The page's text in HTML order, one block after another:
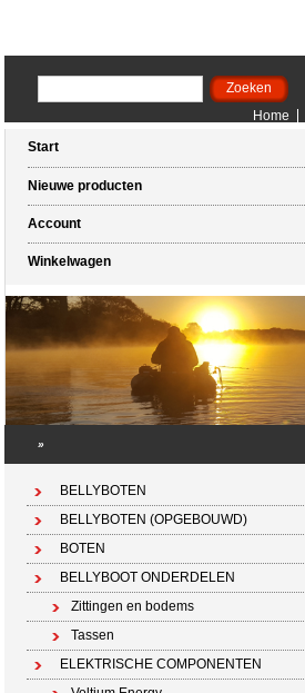
Home
Start
Nieuwe producten
Account
Winkelwagen
»
BELLYBOTEN
BELLYBOTEN (OPGEBOUWD)
BOTEN
BELLYBOOT ONDERDELEN
Zittingen en bodems
Tassen
ELEKTRISCHE COMPONENTEN